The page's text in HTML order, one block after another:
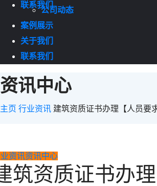
联系我们
公司动态
案例展示
关于我们
联系我们
资讯中心
主页 行业资讯 建筑资质证书办理【人员要求
资讯资讯中心
筑资质证书办理